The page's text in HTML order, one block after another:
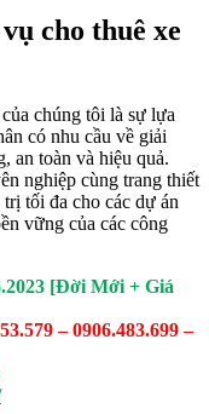
cho thuê xe
chúng tôi là sự lựa
có nhu cầu về giải
an toàn và hiệu quả.
nghiệp cùng trang thiết
tối đa cho các dự án
vững của các công
[Đời Mới + Giá
– 0906.483.699 –